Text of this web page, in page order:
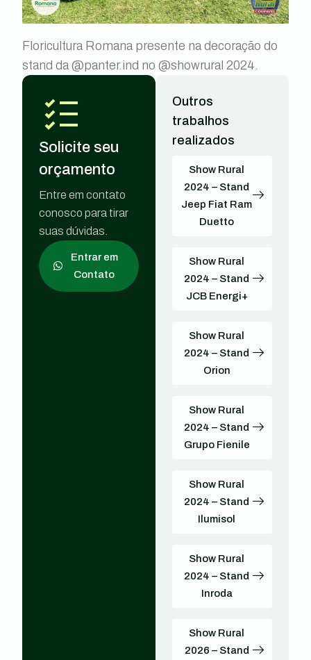
Floricultura Romana presente na decoração do
stand da @panter.ind no @showrural 2024.
Solicite seu
orçamento
Entre em contato
conosco para tirar
suas dúvidas.
Entrar em
Contato
Outros
trabalhos
realizados
Show Rural
2024 – Stand
Jeep Fiat Ram
Duetto
Show Rural
2024 – Stand
JCB Energi+
Show Rural
2024 – Stand
Orion
Show Rural
2024 – Stand
Grupo Fienile
Show Rural
2024 – Stand
Ilumisol
Show Rural
2024 – Stand
Inroda
Show Rural
2026 – Stand